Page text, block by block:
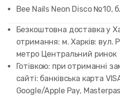
5.00 out of
5 based on
rating
Bee Nails Neon Disco №10,
Безкоштовна доставка у
отримання: м. Харків: вул.
метро Центральний ринок
Готівкою: при отриманні
сайті: банківська карта
Google/Apple Pay,